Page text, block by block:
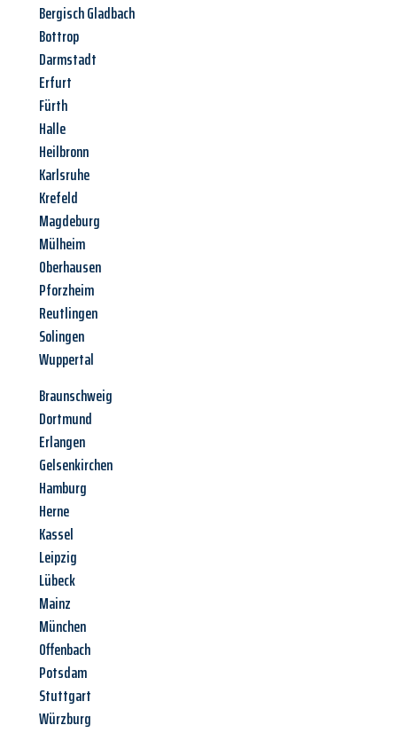
Bergisch Gladbach
Bottrop
Darmstadt
Erfurt
Fürth
Halle
Heilbronn
Karlsruhe
Krefeld
Magdeburg
Mülheim
Oberhausen
Pforzheim
Reutlingen
Solingen
Wuppertal
Braunschweig
Dortmund
Erlangen
Gelsenkirchen
Hamburg
Herne
Kassel
Leipzig
Lübeck
Mainz
München
Offenbach
Potsdam
Stuttgart
Würzburg